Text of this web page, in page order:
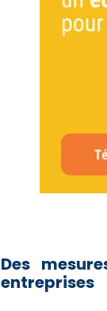
Des
entreprises